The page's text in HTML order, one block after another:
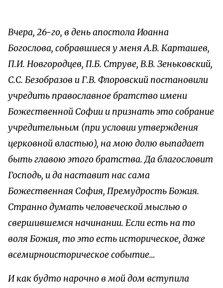
Вчера, 26-го, в день апостола Иоанна
Богослова, собравшиеся у меня А.В. Карташев,
П.И. Новгородцев, П.Б. Струве, В.В. Зеньковский,
С.С. Безобразов и Г.В. Флоровский постановили
учредить православное братство имени
Божественной Софии и признать это собрание
учредительным (при условии утверждения
церковной властью), на мою долю выпадает
быть главою этого братства. Да благословит
Господь, и да наставит нас сама
Божественная София, Премудрость Божия.
Странно думать человеческой мыслью о
свершившемся начинании. Если есть на то
воля Божия, то это есть историческое, даже
всемирноисторическое событие…
И как будто нарочно в мой дом вступила